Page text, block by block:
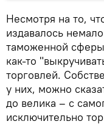
Несмотря на то,
издавалось
таможенной
как-то
торговлей.
у них, можно
до велика – с
исключительно